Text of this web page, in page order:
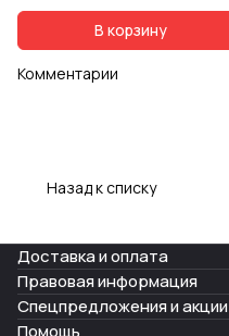
В корзину
Комментарии
Назад к списку
Доставка и оплата
Правовая информация
Спецпредложения и акции
Помощь